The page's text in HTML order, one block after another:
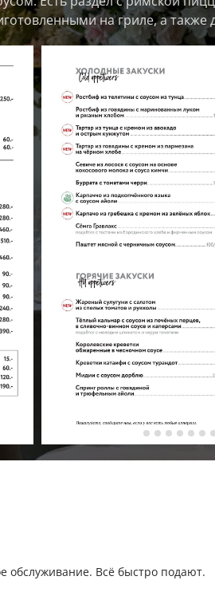
на гриле, а также
обслуживание. Всё быстро подают.